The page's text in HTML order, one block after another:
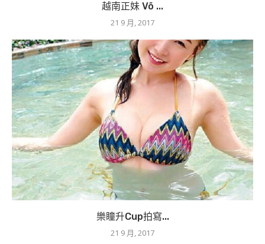
越南正妹 Võ ...
21 9 月, 2017
樂瞳升Cup拍寫...
21 9 月, 2017